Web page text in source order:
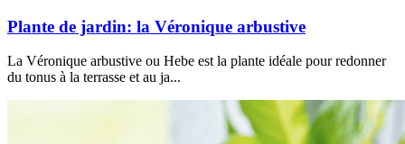
Plante de jardin: la Véronique arbustive
La Véronique arbustive ou Hebe est la plante idéale pour redonner
du tonus à la terrasse et au ja...